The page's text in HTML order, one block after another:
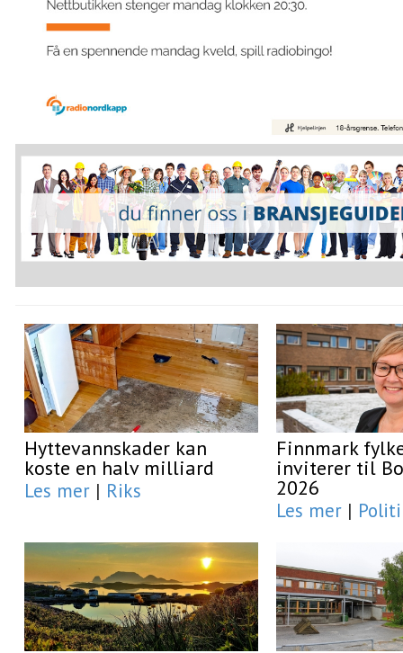
Hyttevannskader kan
koste en halv milliard
Les mer | Riks
Finnmark
inviterer til
2026
Les mer |